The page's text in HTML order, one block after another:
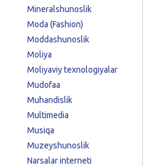
Mineralshunoslik
Moda (Fashion)
Moddashunoslik
Moliya
Moliyaviy texnologiyalar
Mudofaa
Muhandislik
Multimedia
Musiqa
Muzeyshunoslik
Narsalar interneti